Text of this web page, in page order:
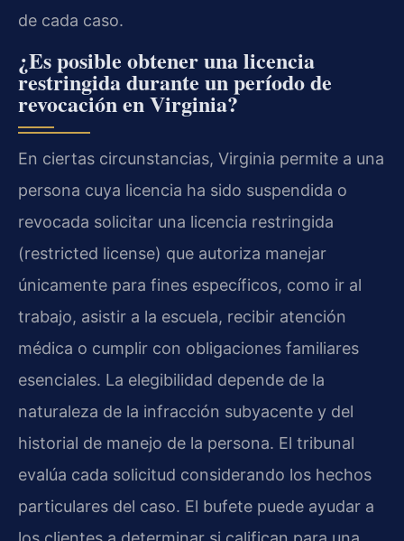
de cada caso.
¿Es posible obtener una licencia
restringida durante un período de
revocación en Virginia?
En ciertas circunstancias, Virginia permite a una
persona cuya licencia ha sido suspendida o
revocada solicitar una licencia restringida
(restricted license) que autoriza manejar
únicamente para fines específicos, como ir al
trabajo, asistir a la escuela, recibir atención
médica o cumplir con obligaciones familiares
esenciales. La elegibilidad depende de la
naturaleza de la infracción subyacente y del
historial de manejo de la persona. El tribunal
evalúa cada solicitud considerando los hechos
particulares del caso. El bufete puede ayudar a